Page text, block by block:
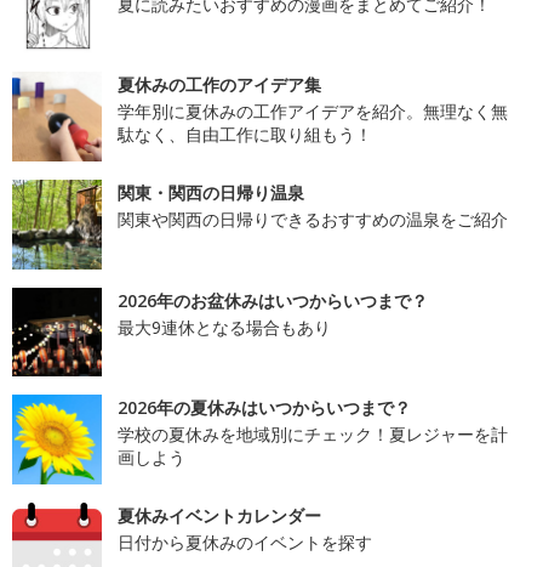
夏休みの工作のアイデア集
学年別に夏休みの工作アイデアを紹介。無理なく無
駄なく、自由工作に取り組もう！
関東・関西の日帰り温泉
関東や関西の日帰りできるおすすめの温泉をご紹介
2026年のお盆休みはいつからいつまで？
最大9連休となる場合もあり
2026年の夏休みはいつからいつまで？
学校の夏休みを地域別にチェック！夏レジャーを計
画しよう
夏休みイベントカレンダー
日付から夏休みのイベントを探す